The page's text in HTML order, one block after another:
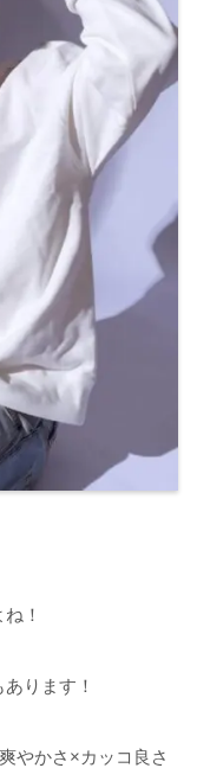
！
ります！
やかさ×カッコ良さ